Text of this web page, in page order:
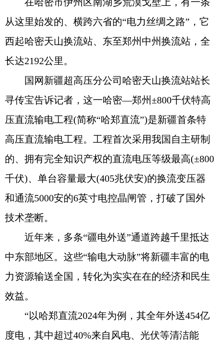
从这里始发的、横跨六省的“电力丝绸之路”，它
西起哈密天山换流站、东至郑州中州换流站，全
长达2192公里。
国网新疆超高压分公司哈密天山换流站站长
寻传宝告诉记者，这一哈密—郑州±800千伏特高
压直流输电工程(简称“哈郑直流”)是新疆首条特
高压直流输电工程。工程首次采用我国自主研制
的、拥有完全知识产权的直流电压等级最高(±800
千伏)、单台容量最大(405兆伏安)的换流变压器
和通流5000安的6英寸电控晶闸管，打破了国外
技术垄断。
近年来，多条“疆电外送”通道跨越千里抵达
中东部地区。这些“输电大动脉”将新疆丰富的电
力资源输送全国，转化为实实在在的经济和民生
效益。
“以哈郑直流2024年为例，其全年外送454亿
度电，其中超过40%来自风电、光伏等清洁能